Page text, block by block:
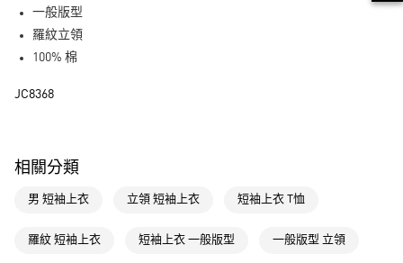
LINE Pay
每筆NT$80，滿NT$1,500(含以上)免運費
付款後全家取貨
一般版型
羅紋立領
100% 棉
JC8368
相關分類
男 短袖上衣 立領 短袖上衣 短袖上衣 T恤
羅紋 短袖上衣 短袖上衣 一般版型 一般版型 立領